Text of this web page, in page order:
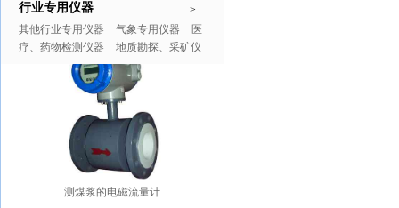
>
行业专用仪器
其他行业专用仪器 气象专用仪器
医
疗、药物检测仪器
地质勘探、采矿仪
推广商品 更多>>
测煤浆的电磁流量计